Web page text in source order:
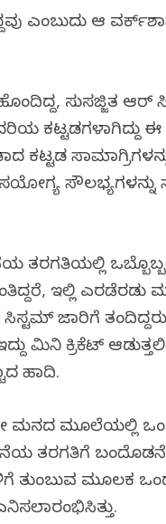
ಎಂಬುದು ಆ
ಸುಸಜ್ಜಿತ ಆರ್
ಕಟ್ಟಡಗಳಾಗಿದ್ದು
ಸೌಲಭ್ಯಗಳನ್ನು
ತರಗತಿಯಲ್ಲಿ
ಇಲ್ಲಿ ಎರಡೆರಡು
ಜಾರಿಗೆ
ಮಿನಿ ಕ್ರಿಕೆಟ್
ಹಾದಿ.
ಮನದ ಮೂಲೆಯಲ್ಲಿ
ತರಗತಿಗೆ ಬಂದೊಡನೆ
ಮೂಲಕ